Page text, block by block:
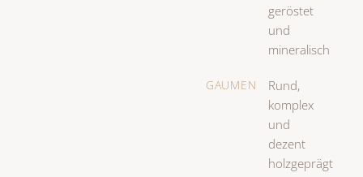
geröstet
und
mineralisch
GAUMEN
Rund,
komplex
und
dezent
holzgeprägt